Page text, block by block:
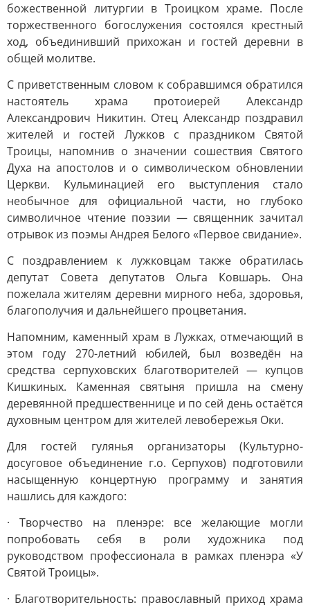
божественной литургии в Троицком храме. После
торжественного богослужения состоялся крестный
ход, объединивший прихожан и гостей деревни в
общей молитве.
С приветственным словом к собравшимся обратился
настоятель храма протоиерей Александр
Александрович Никитин. Отец Александр поздравил
жителей и гостей Лужков с праздником Святой
Троицы, напомнив о значении сошествия Святого
Духа на апостолов и о символическом обновлении
Церкви. Кульминацией его выступления стало
необычное для официальной части, но глубоко
символичное чтение поэзии — священник зачитал
отрывок из поэмы Андрея Белого «Первое свидание».
С поздравлением к лужковцам также обратилась
депутат Совета депутатов Ольга Ковшарь. Она
пожелала жителям деревни мирного неба, здоровья,
благополучия и дальнейшего процветания.
Напомним, каменный храм в Лужках, отмечающий в
этом году 270-летний юбилей, был возведён на
средства серпуховских благотворителей — купцов
Кишкиных. Каменная святыня пришла на смену
деревянной предшественнице и по сей день остаётся
духовным центром для жителей левобережья Оки.
Для гостей гулянья организаторы (Культурно-
досуговое объединение г.о. Серпухов) подготовили
насыщенную концертную программу и занятия
нашлись для каждого:
· Творчество на пленэре: все желающие могли
попробовать себя в роли художника под
руководством профессионала в рамках пленэра «У
Святой Троицы».
· Благотворительность: православный приход храма